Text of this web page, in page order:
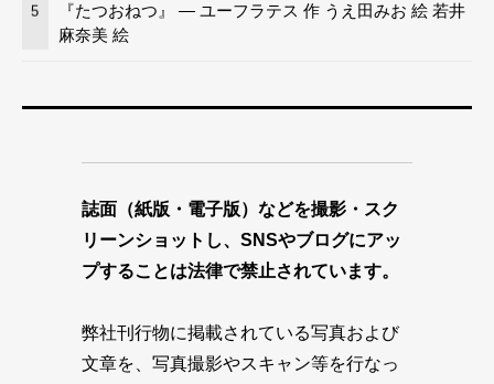
5
『たつおねつ』 — ユーフラテス 作 うえ田みお 絵 若井
麻奈美 絵
誌面（紙版・電子版）などを撮影・スク
リーンショットし、SNSやブログにアッ
プすることは法律で禁止されています。
弊社刊行物に掲載されている写真および
文章を、写真撮影やスキャン等を行なっ